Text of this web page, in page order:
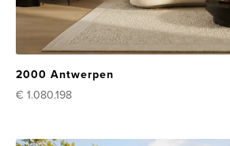
2000 Antwerpen
€ 1.080.198